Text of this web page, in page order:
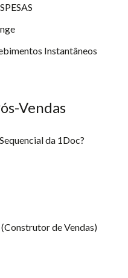
Instantâneos
Vendas
da 1Doc?
de Vendas)